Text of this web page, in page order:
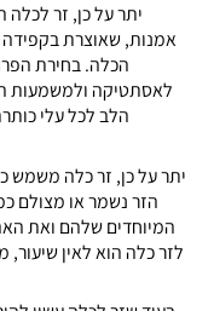
יתר על כן, זר
אמנות, שאוצרת בקפידה
הכלה. בחירת
לאסתטיקה ולמשמעות
הלב לכל עלי
יתר על כן, זר כלה משמש
הזר נשמר או מצולם
המיוחדים שלהם ואת
לזר כלה הוא לאין